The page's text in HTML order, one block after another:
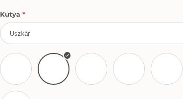
Kutya *
DogsVol II 056DogsVol II 057DogsVol II 058DogsVol II 059